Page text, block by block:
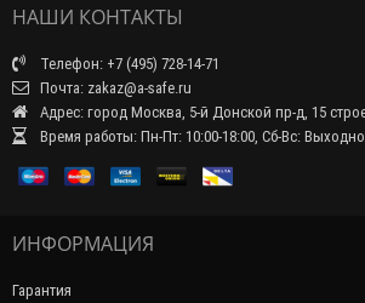
НАШИ КОНТАКТЫ
Телефон: +7 (495) 728-14-71
Почта: zakaz@a-safe.ru
Адрес: город Москва, 5-й Донской пр-д, 15
Время работы: Пн-Пт: 10:00-18:00, Сб-Вс:
ИНФОРМАЦИЯ
Гарантия